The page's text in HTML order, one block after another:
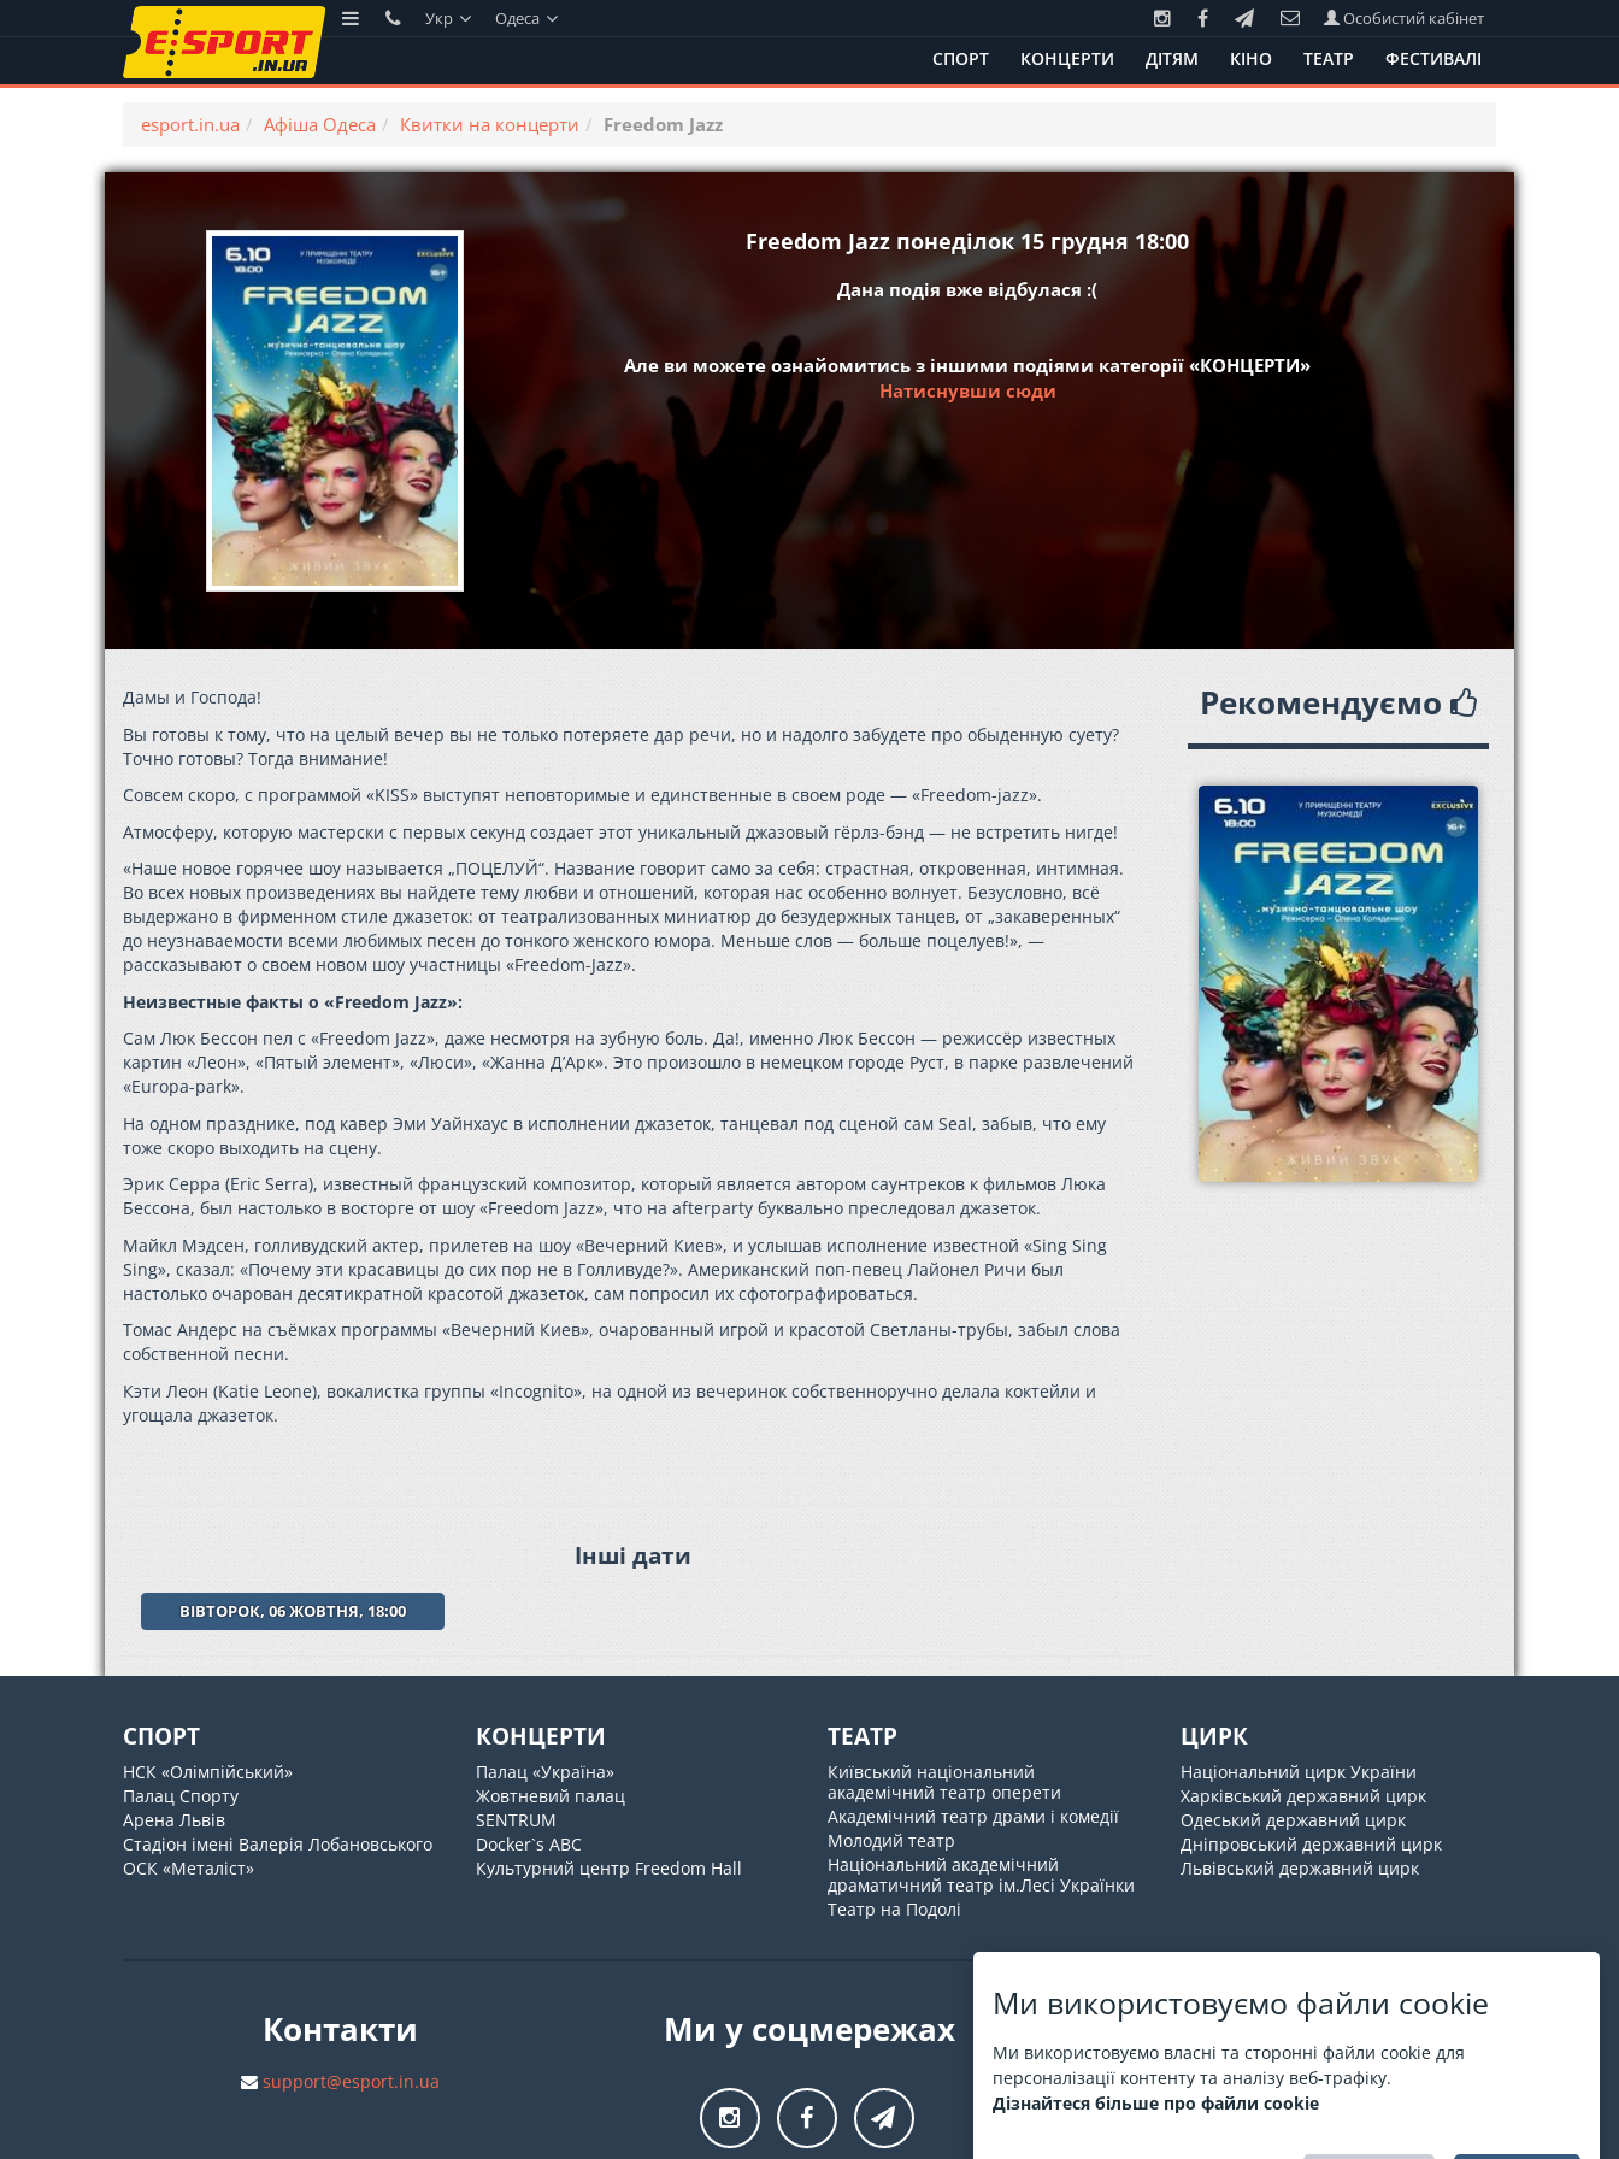
Ми використовуємо файли cookie
Ми використовуємо власні та сторонні файли cookie для
персоналізації контенту та аналізу веб-трафіку.
Дізнайтеся більше про файли cookie
Укр Одеса Особистий кабінет
СПОРТ КОНЦЕРТИ ДІТЯМ КІНО ТЕАТР ФЕСТИВАЛІ
esport.in.ua Афіша Одеса Квитки на концерти Freedom Jazz
Freedom Jazz понеділок 15 грудня 18:00
Дана подія вже відбулася :(
Але ви можете ознайомитись з іншими подіями категорії «КОНЦЕРТИ»
Натиснувши сюди
Дамы и Господа!
Вы готовы к тому, что на целый вечер вы не только потеряете дар речи, но и надолго забудете про обыденную суету?
Точно готовы? Тогда внимание!
Cовсем скоро, с программой «KISS» выступят неповторимые и единственные в своем роде — «Freedom-jazz».
Атмосферу, которую мастерски с первых секунд создает этот уникальный джазовый гёрлз-бэнд — не встретить нигде!
«Наше новое горячее шоу называется „ПОЦЕЛУЙ“. Название говорит само за себя: страстная, откровенная, интимная.
Во всех новых произведениях вы найдете тему любви и отношений, которая нас особенно волнует. Безусловно, всё
выдержано в фирменном стиле джазеток: от театрализованных миниатюр до безудержных танцев, от „закаверенных“
до неузнаваемости всеми любимых песен до тонкого женского юмора. Меньше слов — больше поцелуев!», —
рассказывают о своем новом шоу участницы «Freedom-Jazz».
Неизвестные факты о «Freedom Jazz»:
Сам Люк Бессон пел c «Freedom Jazz», даже несмотря на зубную боль. Да!, именно Люк Бессон — режиссёр известных
картин «Леон», «Пятый элемент», «Люси», «Жанна Д’Арк». Это произошло в немецком городе Руст, в парке развлечений
«Europa-park».
На одном празднике, под кавер Эми Уайнхаус в исполнении джазеток, танцевал под сценой сам Seal, забыв, что ему
тоже скоро выходить на сцену.
Эрик Серра (Eric Serra), известный французский композитор, который является автором саунтреков к фильмов Люка
Бессона, был настолько в восторге от шоу «Freedom Jazz», что на afterparty буквально преследовал джазеток.
Майкл Мэдсен, голливудский актер, прилетев на шоу «Вечерний Киев», и услышав исполнение известной «Sing Sing
Sing», сказал: «Почему эти красавицы до сих пор не в Голливуде?». Американский поп-певец Лайонел Ричи был
настолько очарован десятикратной красотой джазеток, сам попросил их сфотографироваться.
Томас Андерс на съёмках программы «Вечерний Киев», очарованный игрой и красотой Светланы-трубы, забыл слова
собственной песни.
Кэти Леон (Katie Leone), вокалистка группы «Incognito», на одной из вечеринок собственноручно делала коктейли и
угощала джазеток.
Інші дати
ВІВТОРОК, 06 ЖОВТНЯ, 18:00
Рекомендуємо
СПОРТ
НСК «Олімпійський»
Палац Спорту
Арена Львів
Стадіон імені Валерія Лобановського
ОСК «Металіст»
КОНЦЕРТИ
Палац «Україна»
Жовтневий палац
SENTRUM
Docker`s ABC
Культурний центр Freedom Hall
ТЕАТР
Київський національний
академічний театр оперети
Академічний театр драми і комедії
Молодий театр
Національний академічний
драматичний театр ім.Лесі Українки
Театр на Подолі
ЦИРК
Національний цирк України
Харківський державний цирк
Одеський державний цирк
Дніпровський державний цирк
Львівський державний цирк
Контакти
support@esport.in.ua
Ми у соцмережах Про ESPORT.in.ua
На ESPORT.in.ua представлена афіша Києва та
інших міст України. Всі квитки продаються